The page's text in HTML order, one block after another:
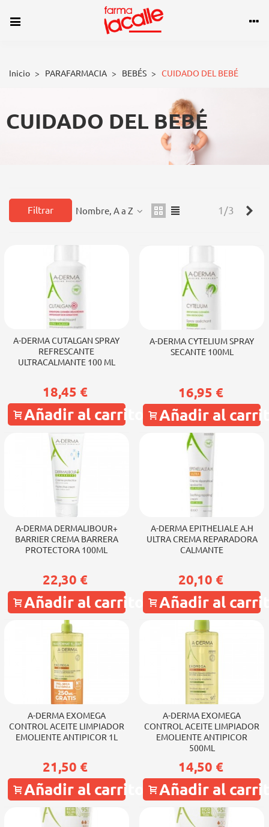
Inicio > PARAFARMACIA > BEBÉS > CUIDADO DEL BEBÉ
CUIDADO DEL BEBÉ
Filtrar Nombre, A a Z 1/3
A-DERMA CUTALGAN SPRAY
REFRESCANTE
ULTRACALMANTE 100 ML
18,45 €
Añadir al carrito
A-DERMA CYTELIUM SPRAY
SECANTE 100ML
16,95 €
Añadir al
A-DERMA DERMALIBOUR+
BARRIER CREMA BARRERA
PROTECTORA 100ML
22,30 €
Añadir al carrito
A-DERMA EPITHELIALE A.H
ULTRA CREMA REPARADORA
CALMANTE
20,10 €
Añadir al
A-DERMA EXOMEGA
CONTROL ACEITE LIMPIADOR
EMOLIENTE ANTIPICOR 1L
21,50 €
Añadir al carrito
A-DERMA EXOMEGA
CONTROL ACEITE LIMPIADOR
EMOLIENTE ANTIPICOR
500ML
14,50 €
Añadir al